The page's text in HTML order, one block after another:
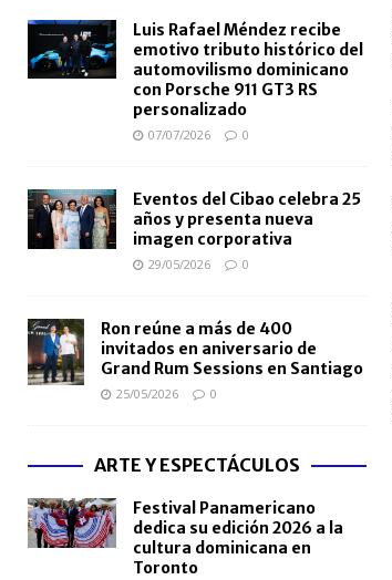
Luis Rafael Méndez recibe
emotivo tributo histórico del
automovilismo dominicano
con Porsche 911 GT3 RS
personalizado
07/07/2026 0
Eventos del Cibao celebra 25
años y presenta nueva
imagen corporativa
29/05/2026 0
Ron reúne a más de 400
invitados en aniversario de
Grand Rum Sessions en Santiago
25/05/2026 0
ARTE Y ESPECTÁCULOS
Festival Panamericano
dedica su edición 2026 a la
cultura dominicana en
Toronto